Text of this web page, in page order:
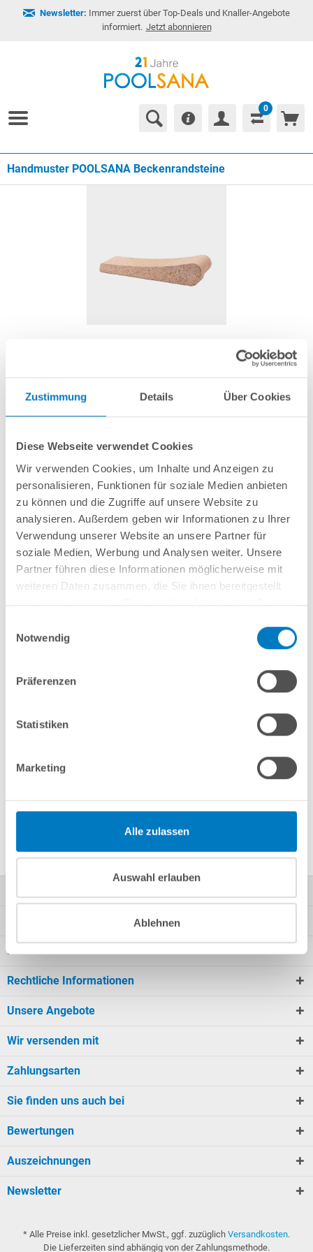
Zustimmung Details Über Cookies
Diese Webseite verwendet Cookies
Wir verwenden Cookies, um Inhalte und Anzeigen zu
personalisieren, Funktionen für soziale Medien anbieten
zu können und die Zugriffe auf unsere Website zu
analysieren. Außerdem geben wir Informationen zu Ihrer
Verwendung unserer Website an unsere Partner für
soziale Medien, Werbung und Analysen weiter. Unsere
Partner führen diese Informationen möglicherweise mit
weiteren Daten zusammen, die Sie ihnen bereitgestellt
Notwendig
Präferenzen
Statistiken
Marketing
Alle zulassen
Auswahl erlauben
Ablehnen
Newsletter: Immer zuerst über Top-Deals und Knaller-Angebote
informiert. Jetzt abonnieren
0
Handmuster POOLSANA Beckenrandsteine
Muster Pool-Randstein POOLSANA PELAGO
PRIMO Rosé
Artikel-Nr.: 260551
10,00 € *
Lieferung in ca. 1-3 Arbeitstagen
Ca. 30 x 10 cm großes Handmuster. Farbe: Rosé.
In den Warenkorb
info(at)poolsana.de Anfrageformular
Kundeninformationen
Rechtliche Informationen
Unsere Angebote
Wir versenden mit
Zahlungsarten
Sie finden uns auch bei
Bewertungen
Auszeichnungen
Newsletter
* Alle Preise inkl. gesetzlicher MwSt., ggf. zuzüglich Versandkosten.
Die Lieferzeiten sind abhängig von der Zahlungsmethode.